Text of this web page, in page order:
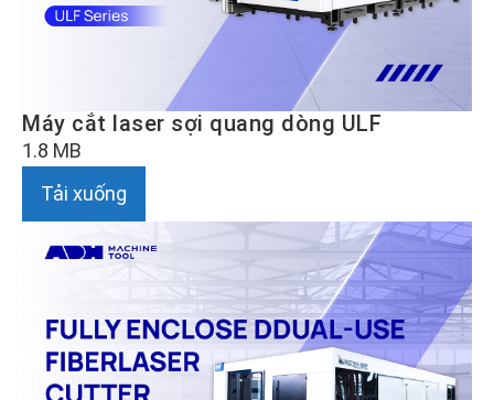
Máy cắt laser sợi quang dòng ULF
1.8 MB
Tải xuống